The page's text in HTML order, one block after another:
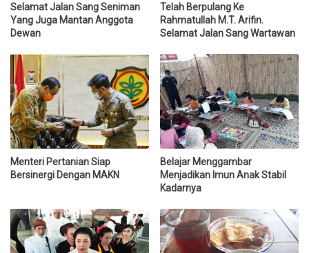
Selamat Jalan Sang Seniman
Yang Juga Mantan Anggota
Dewan
Telah Berpulang Ke
Rahmatullah M.T. Arifin.
Selamat Jalan Sang Wartawan
Menteri Pertanian Siap
Bersinergi Dengan MAKN
Belajar Menggambar
Menjadikan Imun Anak Stabil
Kadarnya